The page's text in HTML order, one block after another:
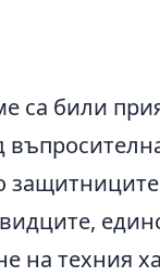
били
на техния